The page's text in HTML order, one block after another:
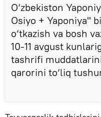
O‘zbekiston
Osiyo + Yaponiya"
o‘tkazish va bosh
10-11 avgust
tashrifi muddatlarini
qarorini to‘liq